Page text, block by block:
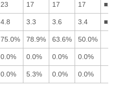
23 17 17 17
4.8 3.3 3.6 3.4
75.0% 78.9% 63.6% 50.0%
0.0% 0.0% 0.0% 0.0%
0.0% 5.3% 0.0% 0.0%